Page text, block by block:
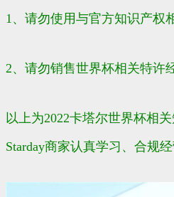
1、请勿使用与官方知识产权
2、请勿销售世界杯相关特许
以上为2022卡塔尔世界杯相
Starday商家认真学习、合规经